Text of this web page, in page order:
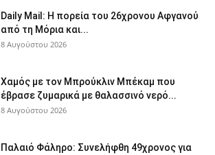
Daily Mail: Η πορεία του 26χρονου Αφγανού
από τη Μόρια και...
8 Αυγούστου 2026
Χαμός με τον Μπρούκλιν Μπέκαμ που
έβρασε ζυμαρικά με θαλασσινό νερό...
8 Αυγούστου 2026
Παλαιό Φάληρο: Συνελήφθη 49χρονος για